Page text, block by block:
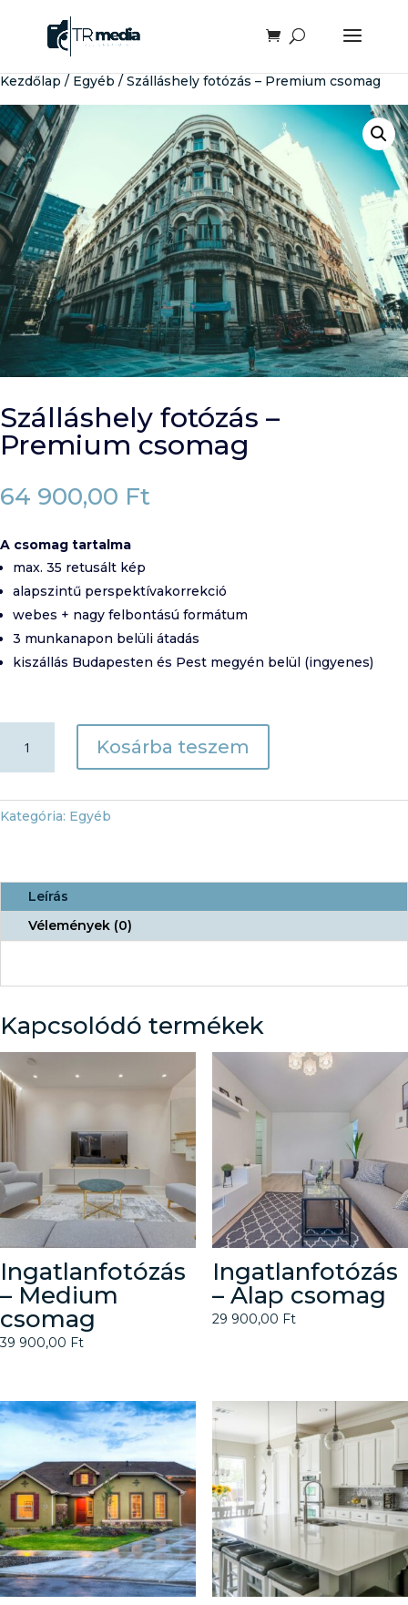
Kezdőlap / Egyéb / Szálláshely fotózás – Premium csomag
Szálláshely fotózás –
Premium csomag
64 900,00 Ft
A csomag tartalma
max. 35 retusált kép
alapszintű perspektívakorrekció
webes + nagy felbontású formátum
3 munkanapon belüli átadás
kiszállás Budapesten és Pest megyén belül (ingyenes)
fotózás
-
csomag
Kosárba teszem
Kategória: Egyéb
Leírás
Vélemények (0)
Kapcsolódó termékek
Ingatlanfotózás
– Medium
csomag
39 900,00 Ft
Ingatlanfotózás
– Alap csomag
29 900,00 Ft